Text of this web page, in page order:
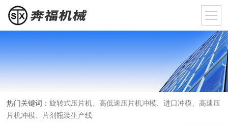
热门关键词：旋转式压片机、高低速压片机冲模、进口冲模、高速压
片机冲模、片剂瓶装生产线